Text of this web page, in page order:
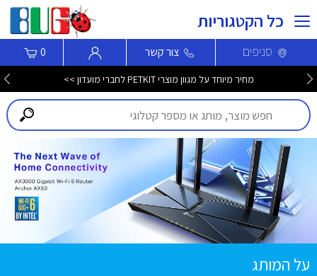
כל הקטגוריות
סניפים צור קשר 0
מחיר מיוחד על מגוון מוצרי PETKIT לחברי מועדון >>
על המותג